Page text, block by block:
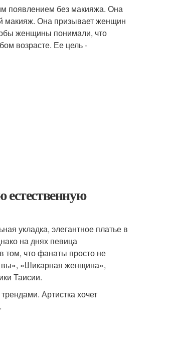
появлением без макияжа. Она
макияж. Она призывает женщин
женщины понимали, что
возрасте. Ее цель -
естественную
укладка, элегантное платье в
на днях певица
том, что фанаты просто не
вы», «Шикарная женщина»,
Таисии.
Артистка хочет